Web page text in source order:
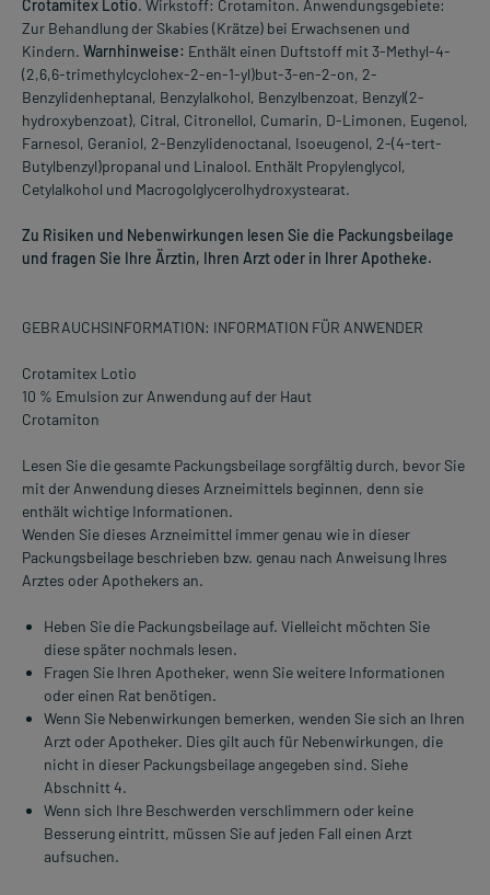
Crotamitex Lotio. Wirkstoff: Crotamiton. Anwendungsgebiete:
Zur Behandlung der Skabies (Krätze) bei Erwachsenen und
Kindern. Warnhinweise: Enthält einen Duftstoff mit 3-Methyl-4-
(2,6,6-trimethylcyclohex-2-en-1-yl)but-3-en-2-on, 2-
Benzylidenheptanal, Benzylalkohol, Benzylbenzoat, Benzyl(2-
hydroxybenzoat), Citral, Citronellol, Cumarin, D-Limonen, Eugenol,
Farnesol, Geraniol, 2-Benzylidenoctanal, Isoeugenol, 2-(4-tert-
Butylbenzyl)propanal und Linalool. Enthält Propylenglycol,
Cetylalkohol und Macrogolglycerolhydroxystearat.
Zu Risiken und Nebenwirkungen lesen Sie die Packungsbeilage
und fragen Sie Ihre Ärztin, Ihren Arzt oder in Ihrer Apotheke.
GEBRAUCHSINFORMATION: INFORMATION FÜR ANWENDER
Crotamitex Lotio
10 % Emulsion zur Anwendung auf der Haut
Crotamiton
Lesen Sie die gesamte Packungsbeilage sorgfältig durch, bevor Sie
mit der Anwendung dieses Arzneimittels beginnen, denn sie
enthält wichtige Informationen.
Wenden Sie dieses Arzneimittel immer genau wie in dieser
Packungsbeilage beschrieben bzw. genau nach Anweisung Ihres
Arztes oder Apothekers an.
Heben Sie die Packungsbeilage auf. Vielleicht möchten Sie
diese später nochmals lesen.
Fragen Sie Ihren Apotheker, wenn Sie weitere Informationen
oder einen Rat benötigen.
Wenn Sie Nebenwirkungen bemerken, wenden Sie sich an Ihren
Arzt oder Apotheker. Dies gilt auch für Nebenwirkungen, die
nicht in dieser Packungsbeilage angegeben sind. Siehe
Abschnitt 4.
Wenn sich Ihre Beschwerden verschlimmern oder keine
Besserung eintritt, müssen Sie auf jeden Fall einen Arzt
aufsuchen.